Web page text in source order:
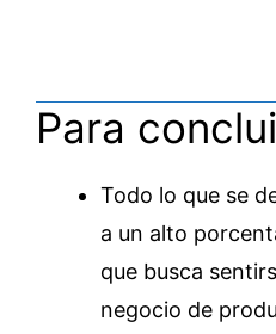
Para
Todo lo que se
a un alto
que busca
negocio de